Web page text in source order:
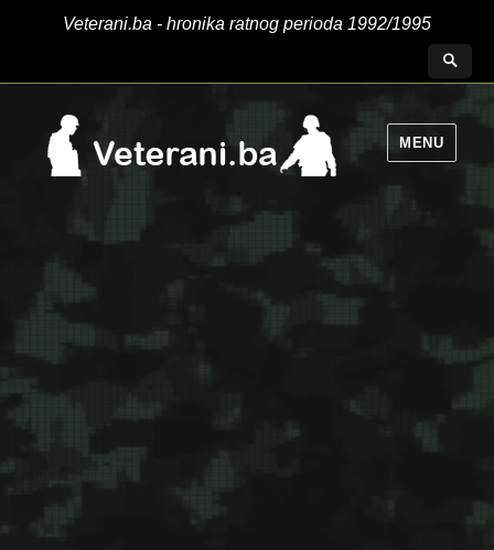
Veterani.ba - hronika ratnog perioda 1992/1995
MENU